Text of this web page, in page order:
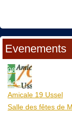
Evenements
08
Aoû
Amicale 19 Ussel
Salle des fêtes de